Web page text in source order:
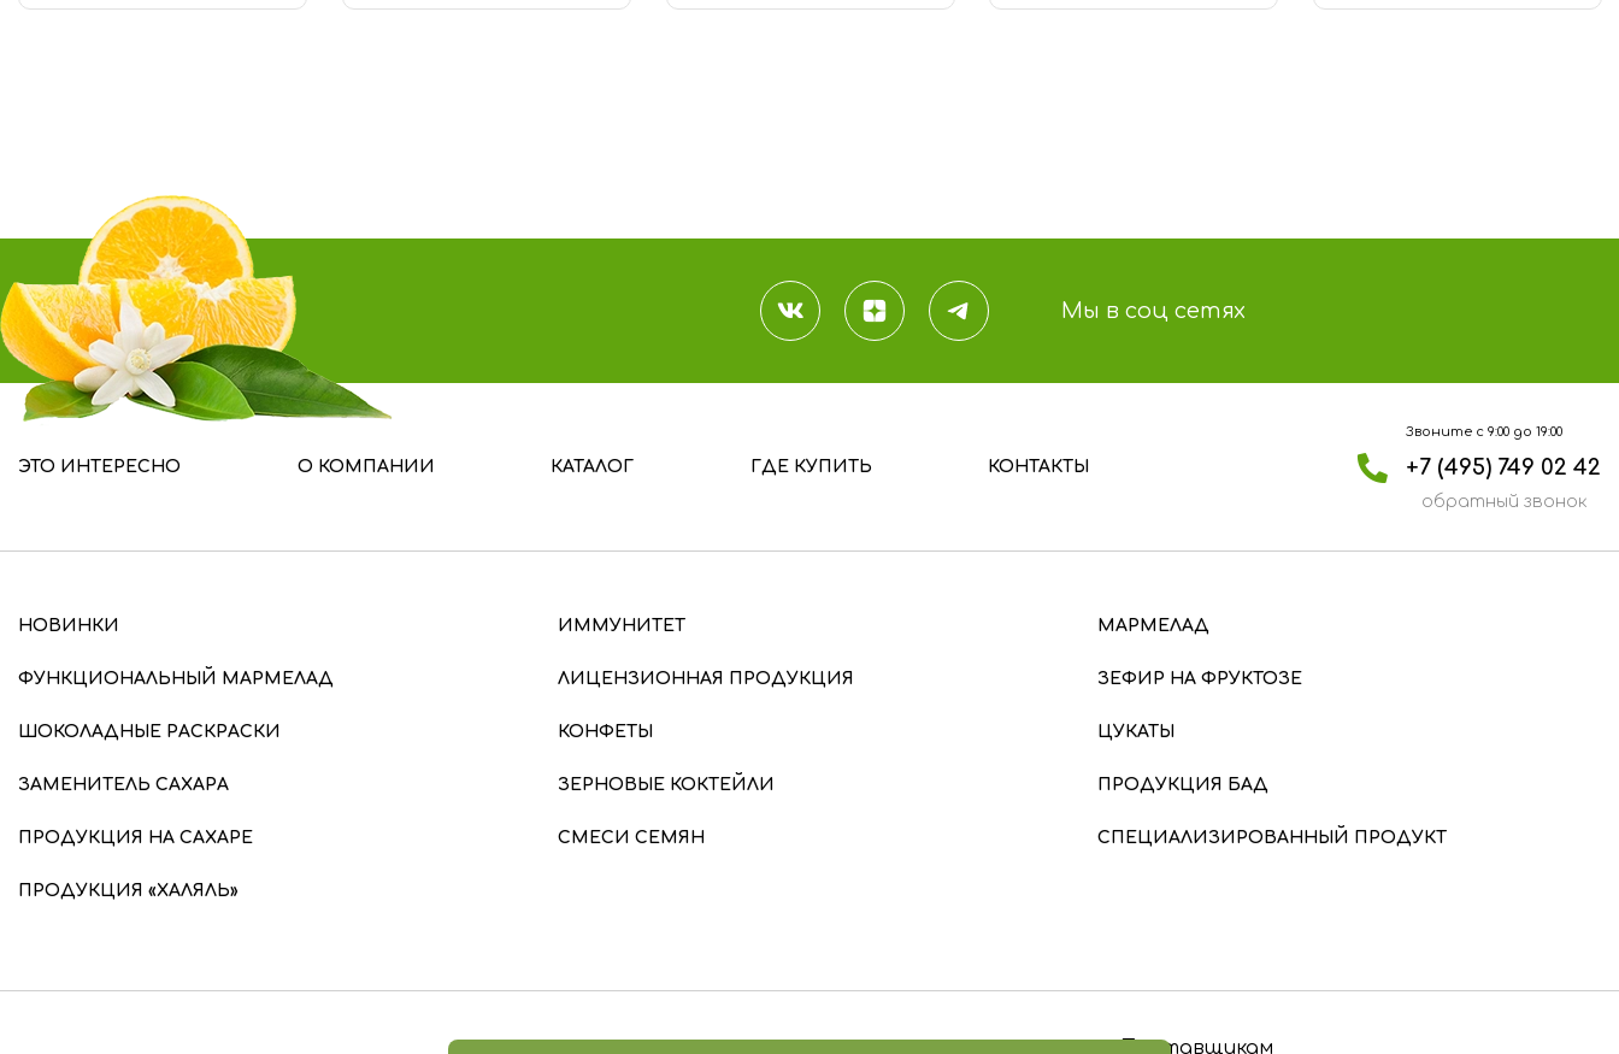
Мы в соц сетях
ЭТО ИНТЕРЕСНО О КОМПАНИИ КАТАЛОГ ГДЕ КУПИТЬ КОНТАКТЫ
Звоните с 9:00 до 19:00
+7 (495) 749 02 42
обратный звонок
НОВИНКИ ИММУНИТЕТ МАРМЕЛАД
ФУНКЦИОНАЛЬНЫЙ МАРМЕЛАД ЛИЦЕНЗИОННАЯ ПРОДУКЦИЯ ЗЕФИР НА ФРУКТОЗЕ
ШОКОЛАДНЫЕ РАСКРАСКИ КОНФЕТЫ ЦУКАТЫ
ЗАМЕНИТЕЛЬ САХАРА ЗЕРНОВЫЕ КОКТЕЙЛИ ПРОДУКЦИЯ БАД
ПРОДУКЦИЯ НА САХАРЕ СМЕСИ СЕМЯН СПЕЦИАЛИЗИРОВАННЫЙ ПРОДУКТ
ПРОДУКЦИЯ «ХАЛЯЛЬ»
Поставщикам